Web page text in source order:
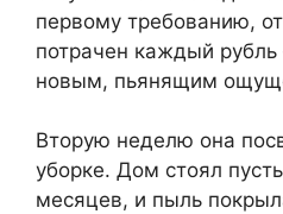
первому требованию,
потрачен каждый
новым, пьянящим
Вторую неделю она
уборке. Дом стоял
месяцев, и пыль